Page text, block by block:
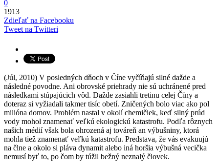
0
1913
Zdieľať na Facebooku
Tweet na Twitteri
(Júl, 2010) V posledných dňoch v Číne vyčíňajú silné dažde a
následné povodne. Ani obrovské priehrady nie sú uchránené pred
následkami stúpajúcich vôd. Dažde zasiahli tretinu celej Číny a
doteraz si vyžiadali takmer tisíc obetí. Zničených bolo viac ako pol
milióna domov. Problém nastal v okolí chemičiek, keď silný prúd
vody mohol znamenať veľkú ekologickú katastrofu. Podľa rôznych
našich médií však bola ohrozená aj továreň an výbušniny, ktorá
mohla tiež znamenať veľkú katastrofu. Predstava, že vás evakuujú
na člne a okolo si pláva dynamit alebo iná horšia výbušná vecička
nemusí byť to, po čom by túžil bežný neznalý človek.